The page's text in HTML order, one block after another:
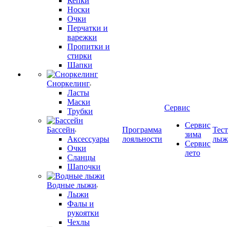
Носки
Очки
Перчатки и
варежки
Пропитки и
стирки
Шапки
Сноркелинг
Ласты
Маски
Трубки
Бассейн
Аксессуары
Очки
Сланцы
Шапочки
Водные лыжи
Лыжи
Фалы и
рукоятки
Чехлы
Программа
лояльности
Сервис
Сервис
зима
Сервис
лето
Тест
лыж